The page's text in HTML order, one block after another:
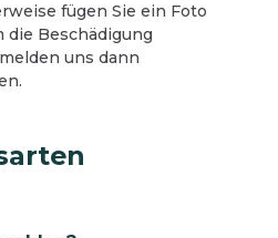
fügen Sie ein Foto
die Beschädigung
uns dann